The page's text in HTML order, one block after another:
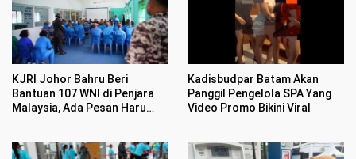
KJRI Johor Bahru Beri
Bantuan 107 WNI di Penjara
Malaysia, Ada Pesan Haru
Kadisbudpar Batam Akan
Panggil Pengelola SPA Yang
Video Promo Bikini Viral